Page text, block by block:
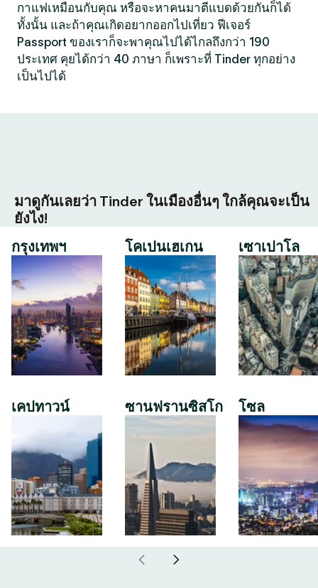
กาแฟเหมือนกับคุณ หรือจะหาคนมาตีแบดด้วยกันก็ได้
ทั้งนั้น และถ้าคุณเกิดอยากออกไปเที่ยว ฟีเจอร์
Passport ของเราก็จะพาคุณไปได้ไกลถึงกว่า 190
ประเทศ คุยได้กว่า 40 ภาษา ก็เพราะที่ Tinder ทุกอย่าง
เป็นไปได้
มาดูกันเลยว่า Tinder ในเมืองอื่นๆ ใกล้คุณจะเป็น
ยังไง!
กรุงเทพฯ
เคปทาวน์
โคเปนเฮเกน
ซานฟรานซิสโก
เซาเปาโล
โซล